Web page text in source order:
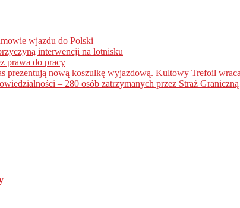
wjazdu do Polski
interwencji na lotnisku
prawa do pracy
prezentują nową koszulkę wyjazdową. Kultowy Trefoil
– 280 osób zatrzymanych przez Straż Graniczną